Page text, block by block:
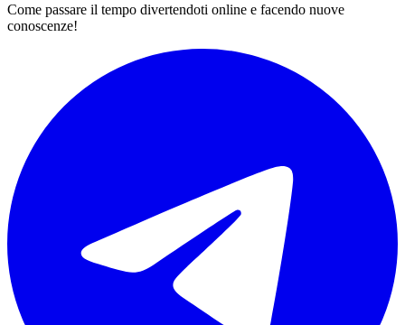
Come passare il tempo divertendoti online e facendo nuove
conoscenze!